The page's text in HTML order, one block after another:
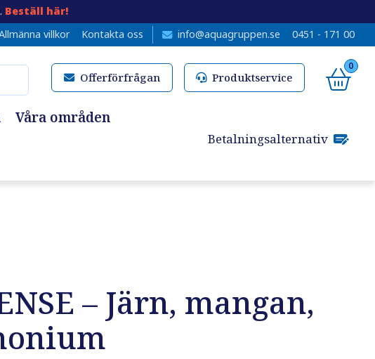
Beställ här!
villkor Kontakta oss info@aquagruppen.se 0451 - 171 00
Offerförfrågan Produktservice
0
Våra områden
Betalningsalternativ
– Järn, mangan,